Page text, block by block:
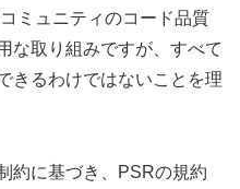
ミュニティのコード品質
な取り組みですが、すべて
きるわけではないことを理
約に基づき、PSRの規約